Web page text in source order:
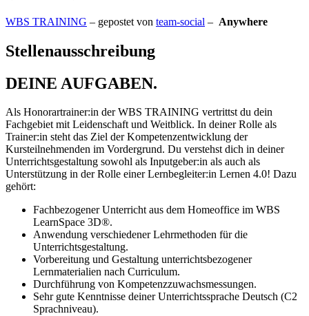
WBS TRAINING – gepostet von team-social – Anywhere
Stellenausschreibung
DEINE AUFGABEN.
Als Honorartrainer:in der WBS TRAINING vertrittst du dein
Fachgebiet mit Leidenschaft und Weitblick. In deiner Rolle als
Trainer:in steht das Ziel der Kompetenzentwicklung der
Kursteilnehmenden im Vordergrund. Du verstehst dich in deiner
Unterrichtsgestaltung sowohl als Inputgeber:in als auch als
Unterstützung in der Rolle einer Lernbegleiter:in Lernen 4.0! Dazu
gehört:
Fachbezogener Unterricht aus dem Homeoffice im WBS
LearnSpace 3D®.
Anwendung verschiedener Lehrmethoden für die
Unterrichtsgestaltung.
Vorbereitung und Gestaltung unterrichtsbezogener
Lernmaterialien nach Curriculum.
Durchführung von Kompetenzzuwachsmessungen.
Sehr gute Kenntnisse deiner Unterrichtssprache Deutsch (C2
Sprachniveau).